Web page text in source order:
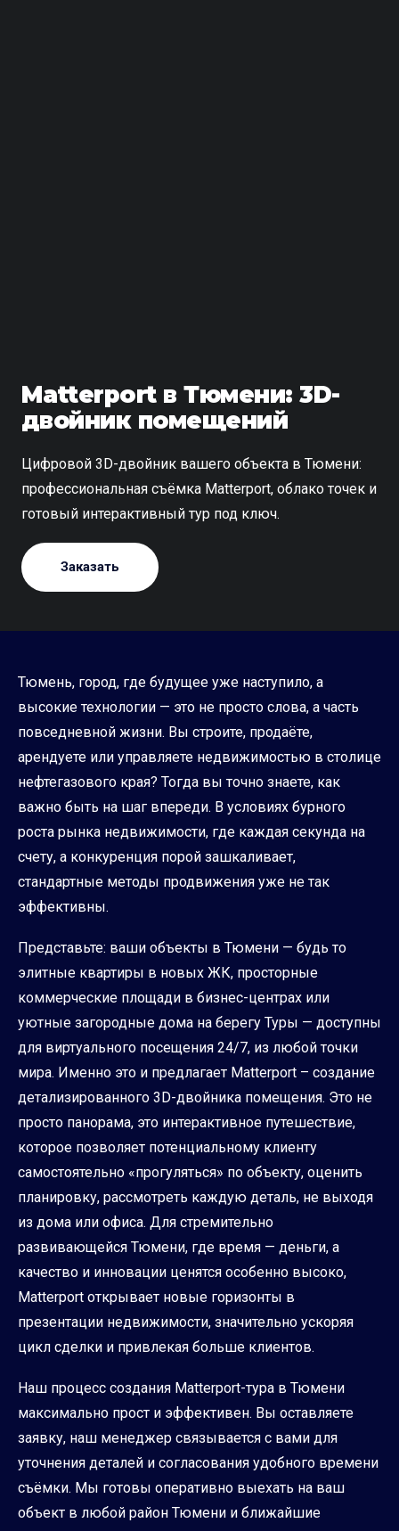
Matterport в Тюмени: 3D-
двойник помещений
Цифровой 3D-двойник вашего объекта в Тюмени:
профессиональная съёмка Matterport, облако точек и
готовый интерактивный тур под ключ.
Заказать
Тюмень, город, где будущее уже наступило, а
высокие технологии — это не просто слова, а часть
повседневной жизни. Вы строите, продаёте,
арендуете или управляете недвижимостью в столице
нефтегазового края? Тогда вы точно знаете, как
важно быть на шаг впереди. В условиях бурного
роста рынка недвижимости, где каждая секунда на
счету, а конкуренция порой зашкаливает,
стандартные методы продвижения уже не так
эффективны.
Представьте: ваши объекты в Тюмени — будь то
элитные квартиры в новых ЖК, просторные
коммерческие площади в бизнес-центрах или
уютные загородные дома на берегу Туры — доступны
для виртуального посещения 24/7, из любой точки
мира. Именно это и предлагает Matterport – создание
детализированного 3D-двойника помещения. Это не
просто панорама, это интерактивное путешествие,
которое позволяет потенциальному клиенту
самостоятельно «прогуляться» по объекту, оценить
планировку, рассмотреть каждую деталь, не выходя
из дома или офиса. Для стремительно
развивающейся Тюмени, где время — деньги, а
качество и инновации ценятся особенно высоко,
Matterport открывает новые горизонты в
презентации недвижимости, значительно ускоряя
цикл сделки и привлекая больше клиентов.
Наш процесс создания Matterport-тура в Тюмени
максимально прост и эффективен. Вы оставляете
заявку, наш менеджер связывается с вами для
уточнения деталей и согласования удобного времени
съёмки. Мы готовы оперативно выехать на ваш
объект в любой район Тюмени и ближайшие